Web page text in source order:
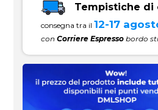
Tempistiche di
consegna tra il 12-17
conCorriere Espresso bordo